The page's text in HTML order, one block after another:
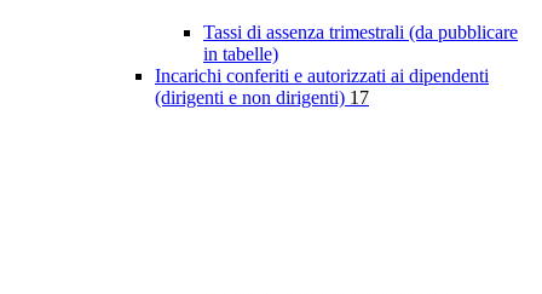
Tassi di assenza trimestrali (da pubblicare
in tabelle)
Incarichi conferiti e autorizzati ai dipendenti
(dirigenti e non dirigenti) 17